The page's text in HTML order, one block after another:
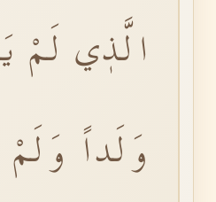
الَّذٖي لَمْ
وَلَداً